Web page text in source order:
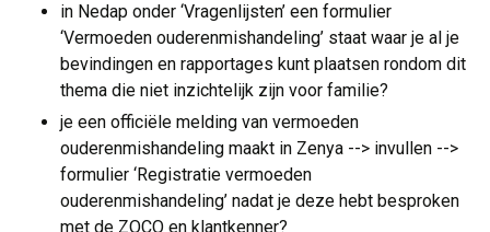
in Nedap onder ‘Vragenlijsten’ een formulier
‘Vermoeden ouderenmishandeling’ staat waar je al je
bevindingen en rapportages kunt plaatsen rondom dit
thema die niet inzichtelijk zijn voor familie?
je een officiële melding van vermoeden
ouderenmishandeling maakt in Zenya --> invullen -->
formulier ‘Registratie vermoeden
ouderenmishandeling’ nadat je deze hebt besproken
met de ZOCO en klantkenner?